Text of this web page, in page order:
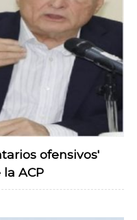
ofensivos'
ACP